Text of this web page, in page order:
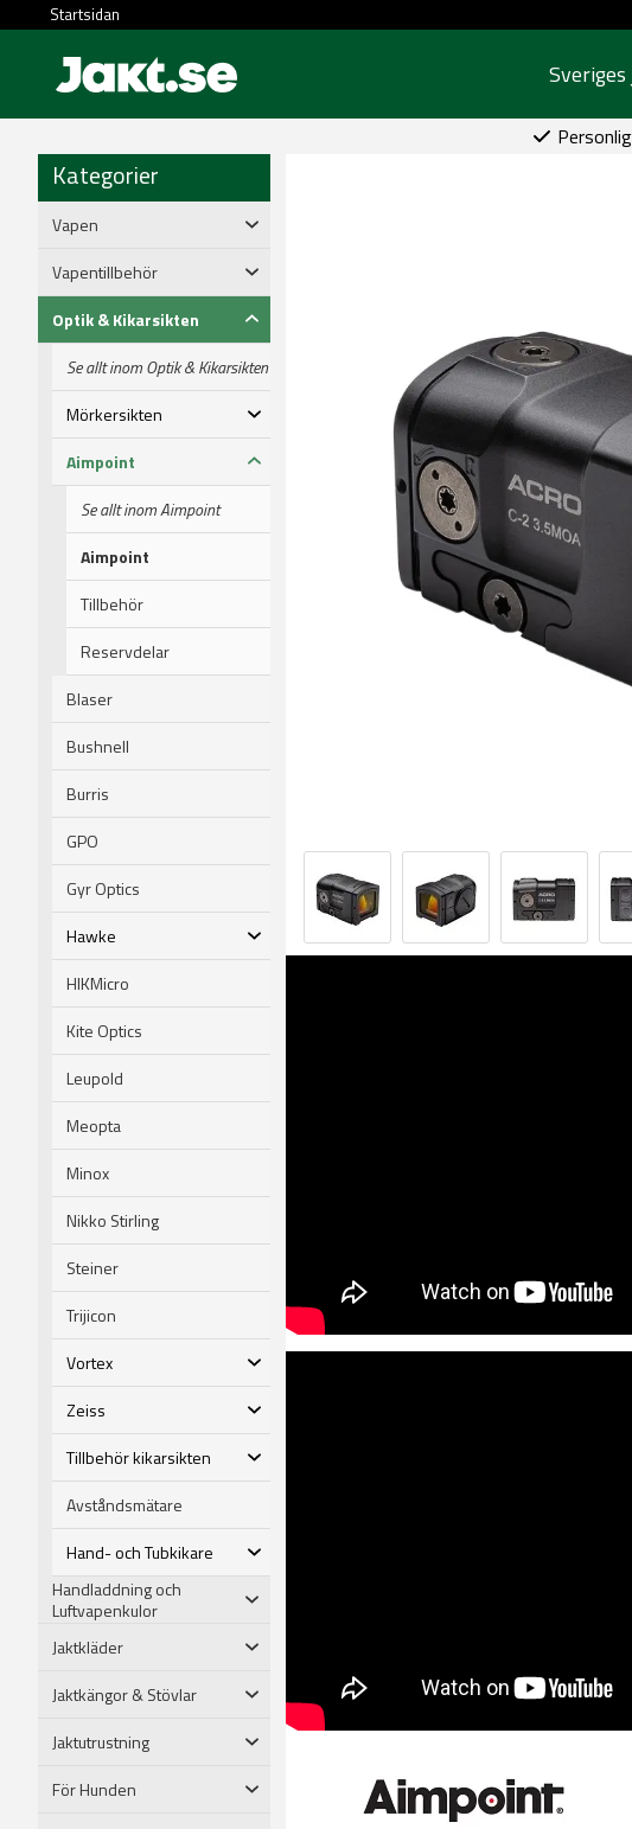
Startsidan
Kategorier
Vapen
Vapentillbehör
Optik & Kikarsikten
Se allt inom Optik & Kikarsikten
Mörkersikten
Aimpoint
Se allt inom Aimpoint
Aimpoint
Tillbehör
Reservdelar
Blaser
Bushnell
Burris
GPO
Gyr Optics
Hawke
HIKMicro
Kite Optics
Leupold
Meopta
Minox
Nikko Stirling
Steiner
Trijicon
Vortex
Zeiss
Tillbehör kikarsikten
Avståndsmätare
Hand- och Tubkikare
Handladdning och
Luftvapenkulor
Jaktkläder
Jaktkängor & Stövlar
Jaktutrustning
För Hunden